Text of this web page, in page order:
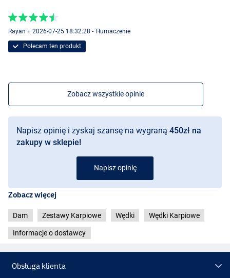
Rayan + 2026-07-25 18:32:28 - Tłumaczenie
Polecam ten produkt
Zobacz wszystkie opinie
Napisz opinię i zyskaj szansę na wygraną 450zł na
zakupy w sklepie!
Napisz opinię
Zobacz więcej
Dam Zestawy Karpiowe Wędki Wędki Karpiowe
Informacje o dostawcy
Obsługa klienta